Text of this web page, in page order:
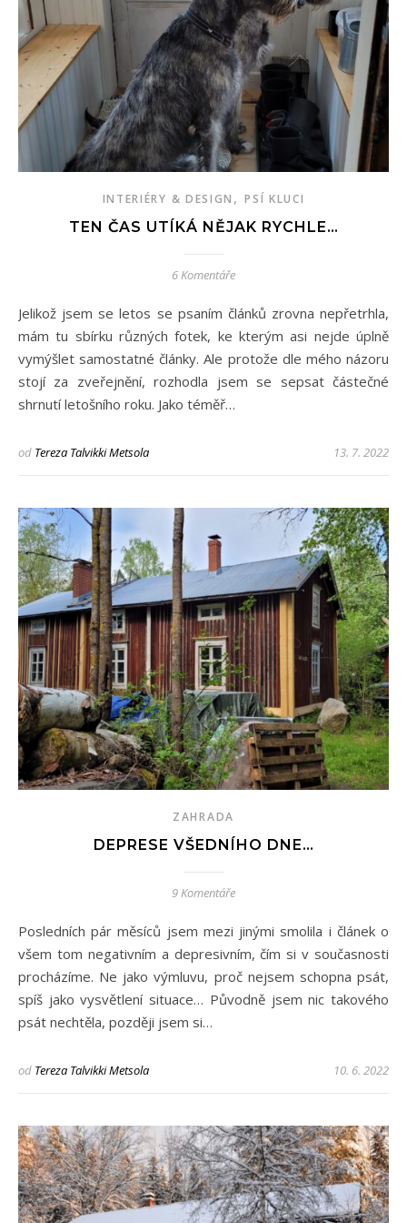
INTERIÉRY & DESIGN ,PSÍ KLUCI
TEN ČAS UTÍKÁ NĚJAK RYCHLE…
6 Komentáře
Jelikož jsem se letos se psaním článků zrovna nepřetrhla,
mám tu sbírku různých fotek, ke kterým asi nejde úplně
vymýšlet samostatné články. Ale protože dle mého názoru
stojí za zveřejnění, rozhodla jsem se sepsat částečné
shrnutí letošního roku. Jako téměř…
od Tereza Talvikki Metsola 13. 7. 2022
ZAHRADA
DEPRESE VŠEDNÍHO DNE…
9 Komentáře
Posledních pár měsíců jsem mezi jinými smolila i článek o
všem tom negativním a depresivním, čím si v současnosti
procházíme. Ne jako výmluvu, proč nejsem schopna psát,
spíš jako vysvětlení situace… Původně jsem nic takového
psát nechtěla, později jsem si…
od Tereza Talvikki Metsola 10. 6. 2022